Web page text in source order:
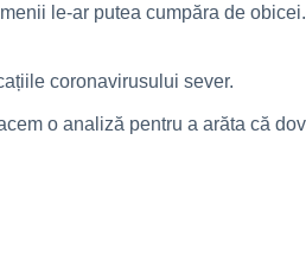
le-ar putea cumpăra de
coronavirusului sever.
o analiză pentru a arăta că